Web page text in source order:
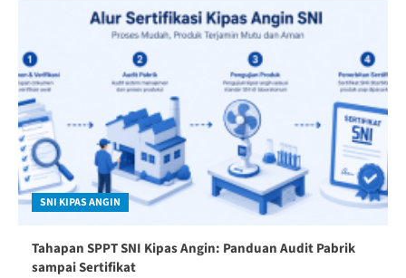
SNI KIPAS ANGIN
Tahapan SPPT SNI Kipas Angin: Panduan Audit Pabrik
sampai Sertifikat